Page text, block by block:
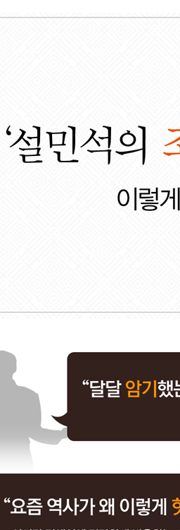
사실 무종(武宗)이어야 했다?!
카인 어린 왕에게 칼을 겨누다!
. 피로써 이룬 세조의 ‘왕권 강화’·165
회, 수양대군을 왕으로 만들기 위해
. 12세에 아들을 낳은 임금·187
】
. 조선 최고의 모범 임금·197
열 3위, 장인 한명회의 힘으로 왕이
법전, 경국대전을 완성하다
100점! 남편으로서는 0점!이었던 성종
조선 최고의 폭군·215